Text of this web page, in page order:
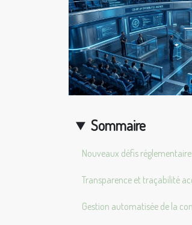
Sommaire
Nouveaux défis
Transparence et traçabilité
Gestion automatisée de la